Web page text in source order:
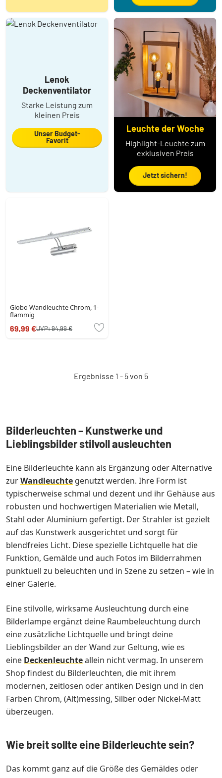
Lenok
Deckenventilator
Starke Leistung zum
kleinen Preis
Unser Budget-
Favorit
Leuchte der Woche
Highlight-Leuchte zum
exklusiven Preis
Jetzt sichern!
Globo Wandleuchte Chrom, 1-
flammig
69,99 €UVP:94,99 €
Ergebnisse 1 - 5 von 5
Bilderleuchten – Kunstwerke und
Lieblingsbilder stilvoll ausleuchten
Eine Bilderleuchte kann als Ergänzung oder Alternative
zurWandleuchte genutzt werden. Ihre Form ist
typischerweise schmal und dezent und ihr Gehäuse aus
robusten und hochwertigen Materialien wie Metall,
Stahl oder Aluminium gefertigt. Der Strahler ist gezielt
auf das Kunstwerk ausgerichtet und sorgt für
blendfreies Licht. Diese spezielle Lichtquelle hat die
Funktion, Gemälde und auch Fotos im Bilderrahmen
punktuell zu beleuchten und in Szene zu setzen – wie in
einer Galerie.
Eine stilvolle, wirksame Ausleuchtung durch eine
Bilderlampe ergänzt deine Raumbeleuchtung durch
eine zusätzliche Lichtquelle und bringt deine
Lieblingsbilder an der Wand zur Geltung, wie es
eine Deckenleuchteallein nicht vermag. In unserem
Shop findest du Bilderleuchten, die mit ihrem
modernen, zeitlosen oder antiken Design und in den
Farben Chrom, (Alt)messing, Silber oder Nickel-Matt
überzeugen.
Wie breit sollte eine Bilderleuchte sein?
Das kommt ganz auf die Größe des Gemäldes oder